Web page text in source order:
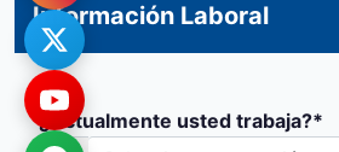
Información Laboral
¿Actualmente usted trabaja?*